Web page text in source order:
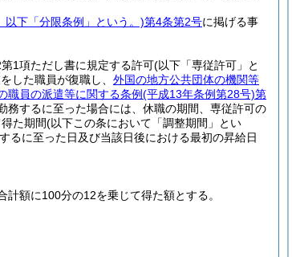
以下「分限条例」という。)第4条第2号に掲げる事
1項ただし書に規定する許可(以下「専従許可」と
した職員が復職し、 外国の地方公共団体の機関等
職員の派遣等に関する条例(平成13年条例第28号)第
するに至った場合には、休職の期間、専従許可の
た期間(以下この条において「調整期間」とい
るに至った日及び当該日後における最初の昇給日
額に100分の12を乗じて得た額とする。